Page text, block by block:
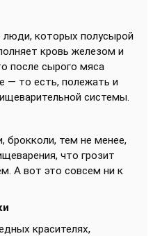
люди, которых полусырой
кровь железом и
после сырого мяса
— то есть, полежать и
системы.
брокколи, тем не менее,
что грозит
А вот это совсем ни к
красителях,